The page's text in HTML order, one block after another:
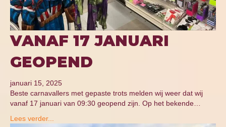
VANAF 17 JANUARI
GEOPEND
januari 15, 2025
Beste carnavallers met gepaste trots melden wij weer dat wij
vanaf 17 januari van 09:30 geopend zijn. Op het bekende…
Lees verder...